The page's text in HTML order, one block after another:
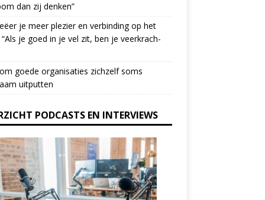
dan zij denken”
je meer plezier en verbinding op het
je goed in je vel zit, ben je veerkrach­
goede organisaties zichzelf soms
uitputten
PODCASTS EN INTERVIEWS